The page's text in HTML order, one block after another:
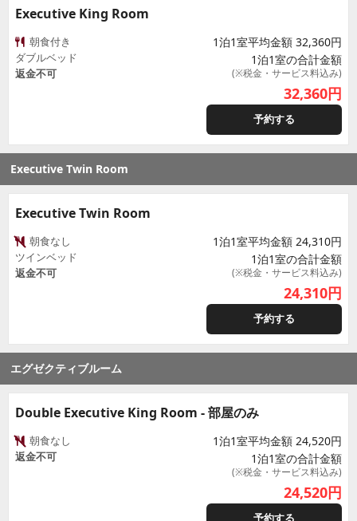
Executive King Room
朝食付き
ダブルベッド
返金不可
1泊1室平均金額 32,360円
1泊1室の合計金額
(※税金・サービス料込み)
32,360円
予約する
Executive Twin Room
Executive Twin Room
朝食なし
ツインベッド
返金不可
1泊1室平均金額 24,310円
1泊1室の合計金額
(※税金・サービス料込み)
24,310円
予約する
エグゼクティブルーム
Double Executive King Room - 部屋のみ
朝食なし
返金不可
1泊1室平均金額 24,520円
1泊1室の合計金額
(※税金・サービス料込み)
24,520円
予約する